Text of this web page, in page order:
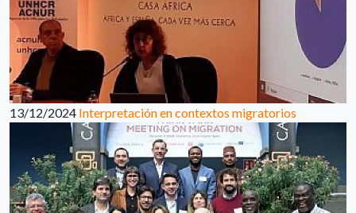
13/12/2024 Interpretación en contextos migratorios